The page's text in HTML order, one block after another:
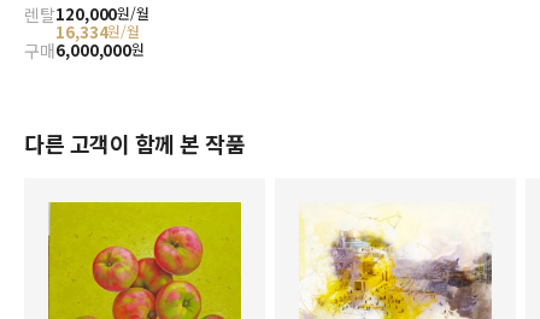
렌탈120,000원/월
16,334원/월
구매6,000,000원
다른 고객이 함께 본 작품